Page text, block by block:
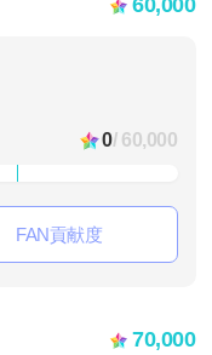
0/ 60,000
FAN貢献度
70,000